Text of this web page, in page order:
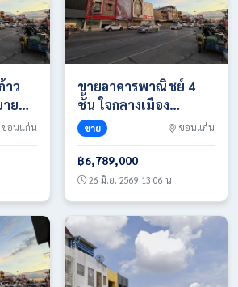
าว
าย
ขอนแก่น
ขายอาคารพาณิชย์ 4
ชั้น ใจกลางเมือง
ขอนแก่น ทำเล ศูนย์รวม
ของกิน เดินทางสะดวก
เข้า-ออกได้หลายเส้น
ทาง โทร 0817420943
ขาย ขอนแก่น
฿6,789,000
26 มิ.ย. 2569 13:06 น.